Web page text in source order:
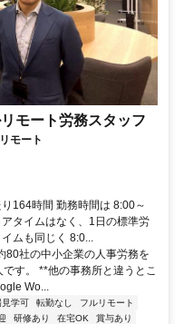
モート労務スタッフ
モート
164時間 勤務時間は 8:00～
タイムはなく、1日の標準労
ムも同じく 8:0...
80社の中小企業の人事労務を
す。 **他の事務所と違うとこ
Wo...
見学可 転勤なし
フルリモート
研修あり 在宅OK
賞与あり